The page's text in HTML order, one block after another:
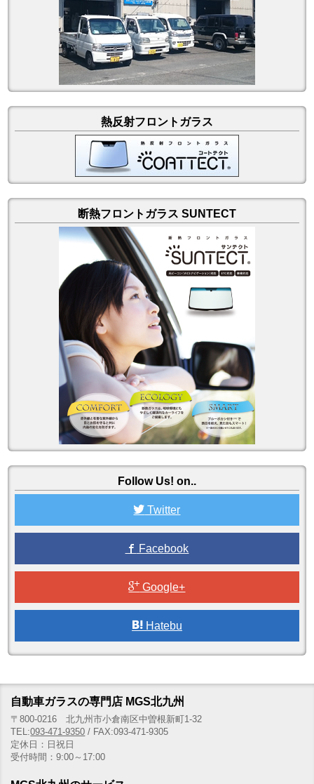
熱反射フロントガラス
断熱フロントガラス SUNTECT
Follow Us! on..
Twitter
Facebook
Google+
Hatebu
自動車ガラスの専門店 MGS北九州
〒800-0216 北九州市小倉南区中曽根新町1-32
TEL:093-471-9350 / FAX:093-471-9305
定休日：日祝日
受付時間：9:00～17:00